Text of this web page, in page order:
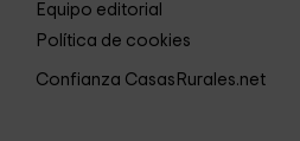
Equipo editorial
Política de cookies
Confianza CasasRurales.net